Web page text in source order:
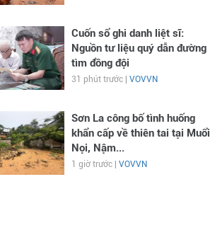
Cuốn sổ ghi danh liệt sĩ:
Nguồn tư liệu quý dẫn đường
tìm đồng đội
31 phút trước | VOVVN
Sơn La công bố tình huống
khẩn cấp về thiên tai tại Muổi
Nọi, Nậm...
1 giờ trước | VOVVN